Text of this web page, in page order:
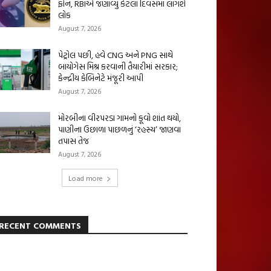
ફોન, RBIએ જણાવ્યું કેટલા દિવસમાં લાગશે
લોક
August 7, 2026
પેટ્રોલ પછી, હવે CNG અને PNG સાથે
બાયોગેસ મિશ્ર કરવાની તૈયારીમાં સરકાર;
કેન્દ્રીય કેબિનેટે મંજૂરી આપી
August 7, 2026
મોરબીના વીરપરડા ગામનો કૂવો શાંત થયો,
પાણીના ઉછાળા પાછળનું ‘રહસ્ય’ જાણવા
તપાસ તેજ
August 7, 2026
Load more
COMMENTS